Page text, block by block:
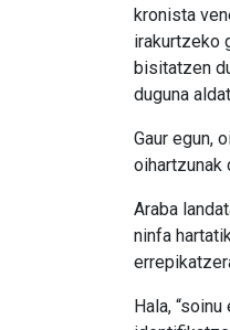
kronista
irakurtzeko
bisitatzen
duguna
Gaur egun,
oihartzunak
Araba
ninfa
Hala,